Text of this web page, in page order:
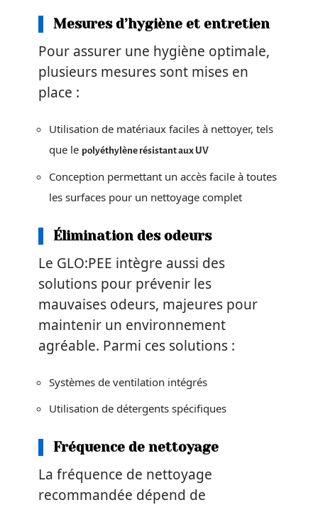
Mesures d’hygiène et entretien
Pour assurer une hygiène optimale,
plusieurs mesures sont mises en
place :
Utilisation de matériaux faciles à nettoyer, tels
que le polyéthylène résistant aux UV
Conception permettant un accès facile à toutes
les surfaces pour un nettoyage complet
Élimination des odeurs
Le GLO:PEE intègre aussi des
solutions pour prévenir les
mauvaises odeurs, majeures pour
maintenir un environnement
agréable. Parmi ces solutions :
Systèmes de ventilation intégrés
Utilisation de détergents spécifiques
Fréquence de nettoyage
La fréquence de nettoyage
recommandée dépend de